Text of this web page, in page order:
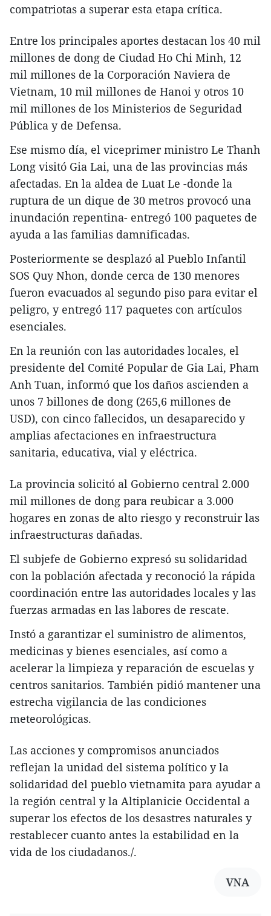
compatriotas a superar esta etapa crítica.
Entre los principales aportes destacan los 40 mil
millones de dong de Ciudad Ho Chi Minh, 12
mil millones de la Corporación Naviera de
Vietnam, 10 mil millones de Hanoi y otros 10
mil millones de los Ministerios de Seguridad
Pública y de Defensa.
Ese mismo día, el viceprimer ministro Le Thanh
Long visitó Gia Lai, una de las provincias más
afectadas. En la aldea de Luat Le -donde la
ruptura de un dique de 30 metros provocó una
inundación repentina- entregó 100 paquetes de
ayuda a las familias damnificadas.
Posteriormente se desplazó al Pueblo Infantil
SOS Quy Nhon, donde cerca de 130 menores
fueron evacuados al segundo piso para evitar el
peligro, y entregó 117 paquetes con artículos
esenciales.
En la reunión con las autoridades locales, el
presidente del Comité Popular de Gia Lai, Pham
Anh Tuan, informó que los daños ascienden a
unos 7 billones de dong (265,6 millones de
USD), con cinco fallecidos, un desaparecido y
amplias afectaciones en infraestructura
sanitaria, educativa, vial y eléctrica.
La provincia solicitó al Gobierno central 2.000
mil millones de dong para reubicar a 3.000
hogares en zonas de alto riesgo y reconstruir las
infraestructuras dañadas.
El subjefe de Gobierno expresó su solidaridad
con la población afectada y reconoció la rápida
coordinación entre las autoridades locales y las
fuerzas armadas en las labores de rescate.
Instó a garantizar el suministro de alimentos,
medicinas y bienes esenciales, así como a
acelerar la limpieza y reparación de escuelas y
centros sanitarios. También pidió mantener una
estrecha vigilancia de las condiciones
meteorológicas.
Las acciones y compromisos anunciados
reflejan la unidad del sistema político y la
solidaridad del pueblo vietnamita para ayudar a
la región central y la Altiplanicie Occidental a
superar los efectos de los desastres naturales y
restablecer cuanto antes la estabilidad en la
vida de los ciudadanos./.
VNA